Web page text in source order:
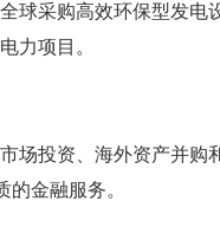
球采购高效环保型发电
力项目。
场投资、海外资产并购
金融服务。